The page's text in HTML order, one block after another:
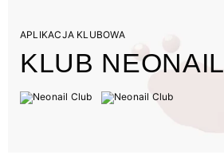
APLIKACJA KLUBOWA
KLUB NEONAIL